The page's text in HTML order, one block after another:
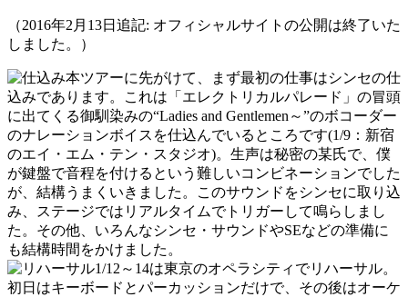
（2016年2月13日追記: オフィシャルサイトの公開は終了いた
しました。）
本ツアーに先がけて、まず最初の仕事はシンセの仕
込みであります。これは「エレクトリカルパレード」の冒頭
に出てくる御馴染みの“Ladies and Gentlemen～”のボコーダー
のナレーションボイスを仕込んでいるところです(1/9：新宿
のエイ・エム・テン・スタジオ)。生声は秘密の某氏で、僕
が鍵盤で音程を付けるという難しいコンビネーションでした
が、結構うまくいきました。このサウンドをシンセに取り込
み、ステージではリアルタイムでトリガーして鳴らしまし
た。その他、いろんなシンセ・サウンドやSEなどの準備に
も結構時間をかけました。
1/12～14は東京のオペラシティでリハーサル。
初日はキーボードとパーカッションだけで、その後はオーケ